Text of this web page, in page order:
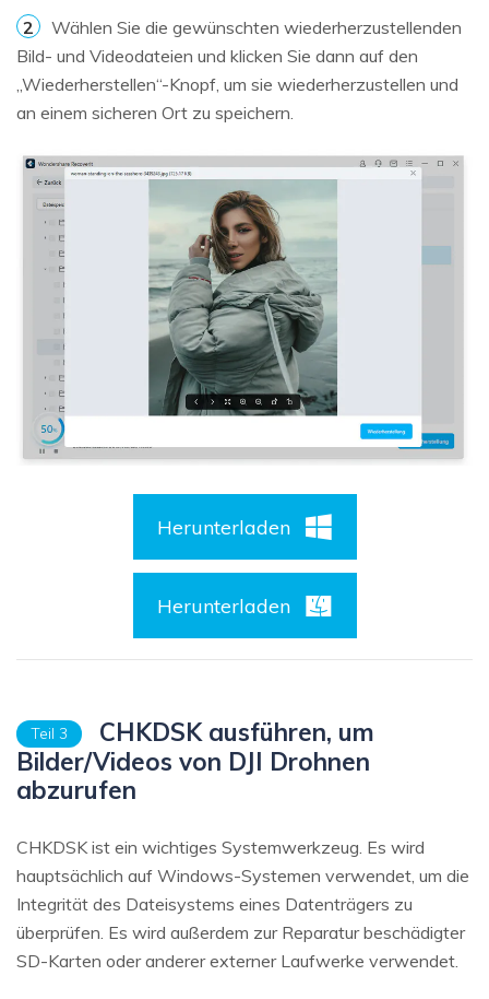
2
Wählen Sie die gewünschten wiederherzustellenden
Bild- und Videodateien und klicken Sie dann auf den
„Wiederherstellen“-Knopf, um sie wiederherzustellen und
an einem sicheren Ort zu speichern.
Herunterladen
Herunterladen
Teil 3
CHKDSK ausführen, um
Bilder/Videos von DJI Drohnen
abzurufen
CHKDSK ist ein wichtiges Systemwerkzeug. Es wird
hauptsächlich auf Windows-Systemen verwendet, um die
Integrität des Dateisystems eines Datenträgers zu
überprüfen. Es wird außerdem zur Reparatur beschädigter
SD-Karten oder anderer externer Laufwerke verwendet.